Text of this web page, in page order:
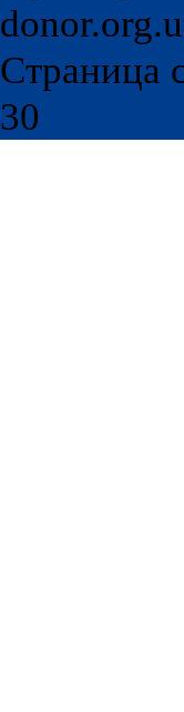
Страница
30